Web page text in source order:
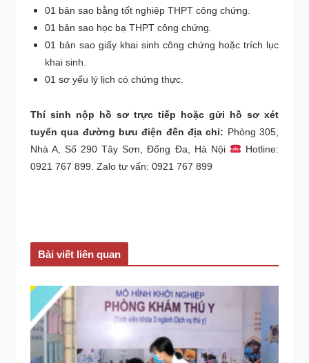
01 bản sao bằng tốt nghiệp THPT công chứng.
01 bản sao học bạ THPT công chứng.
01 bản sao giấy khai sinh công chứng hoặc trích lục
khai sinh.
01 sơ yếu lý lịch có chứng thực.
Thí sinh nộp hồ sơ trực tiếp hoặc gửi hồ sơ xét
tuyển qua đường bưu điện đến địa chỉ: Phòng 305,
Nhà A, Số 290 Tây Sơn, Đống Đa, Hà Nội
Hotline:
0921 767 899. Zalo tư vấn: 0921 767 899
Bài viết liên quan